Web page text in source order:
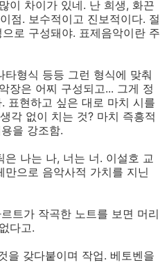
이 차이가 있네. 난 희생, 화끈
점. 보수적이고 진보적이다. 절
로 구성돼야. 표제음악이란 주
형식 등등 그런 형식에 맞춰
장은 어찌 구성되고... 그게 정
표현하고 싶은 대로 마치 시를
각 없이 치는 것? 마치 즉흥적
을 강조함.
나는 나, 너는 너. 이설호 교
으로 음악사적 가치를 지닌
트가 작곡한 노트를 보면 머리
다고.
을 갖다붙이며 작업. 베토벤을